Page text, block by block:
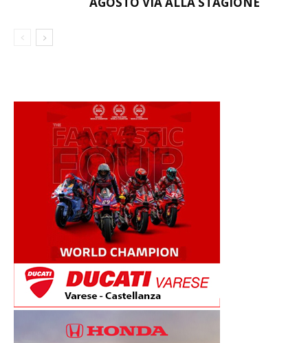
AVVERTE: “SARÀ LA A2 PIÙ FORTE